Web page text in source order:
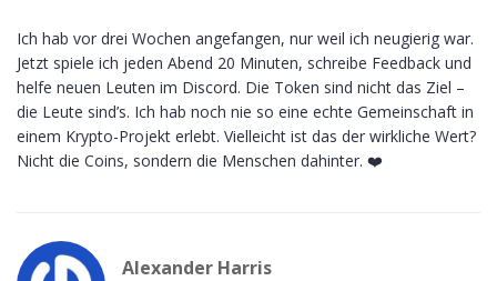
Ich hab vor drei Wochen angefangen, nur weil ich neugierig war.
Jetzt spiele ich jeden Abend 20 Minuten, schreibe Feedback und
helfe neuen Leuten im Discord. Die Token sind nicht das Ziel –
die Leute sind’s. Ich hab noch nie so eine echte Gemeinschaft in
einem Krypto-Projekt erlebt. Vielleicht ist das der wirkliche Wert?
Nicht die Coins, sondern die Menschen dahinter. ❤️
Alexander Harris